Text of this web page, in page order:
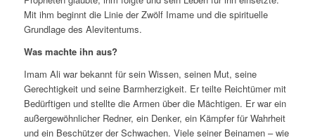
Mit ihm beginnt die Linie der Zwölf Imame und die spirituelle
Grundlage des Alevitentums.
Was machte ihn aus?
Imam Ali war bekannt für sein Wissen, seinen Mut, seine
Gerechtigkeit und seine Barmherzigkeit. Er teilte Reichtümer mit
Bedürftigen und stellte die Armen über die Mächtigen. Er war ein
außergewöhnlicher Redner, ein Denker, ein Kämpfer für Wahrheit
und ein Beschützer der Schwachen. Viele seiner Beinamen – wie